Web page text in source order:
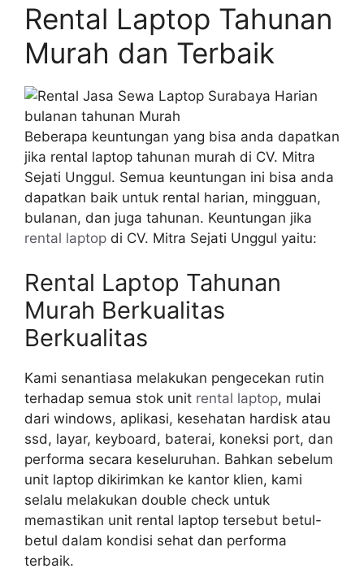
Rental Laptop Tahunan
Murah dan Terbaik
Beberapa keuntungan yang bisa anda dapatkan
jika rental laptop tahunan murah di CV. Mitra
Sejati Unggul. Semua keuntungan ini bisa anda
dapatkan baik untuk rental harian, mingguan,
bulanan, dan juga tahunan. Keuntungan jika
rental laptop di CV. Mitra Sejati Unggul yaitu:
Rental Laptop Tahunan
Murah Berkualitas
Berkualitas
Kami senantiasa melakukan pengecekan rutin
terhadap semua stok unit rental laptop, mulai
dari windows, aplikasi, kesehatan hardisk atau
ssd, layar, keyboard, baterai, koneksi port, dan
performa secara keseluruhan. Bahkan sebelum
unit laptop dikirimkan ke kantor klien, kami
selalu melakukan double check untuk
memastikan unit rental laptop tersebut betul-
betul dalam kondisi sehat dan performa
terbaik.